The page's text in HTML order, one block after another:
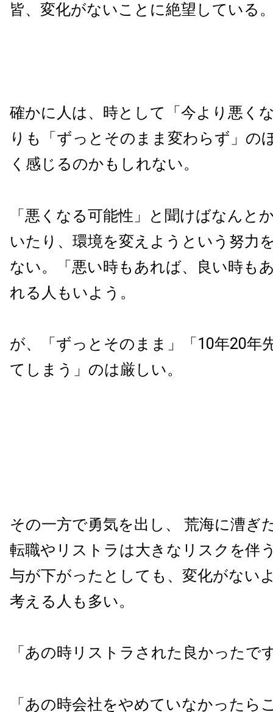
皆、変化がないことに絶望している
確かに人は、時として「今より悪く
りも「ずっとそのまま変わらず」の
く感じるのかもしれない。
「悪くなる可能性」と聞けばなんと
いたり、環境を変えようという努力
ない。「悪い時もあれば、良い時も
れる人もいよう。
が、「ずっとそのまま」「10年20年
てしまう」のは厳しい。
その一方で勇気を出し、 荒海に漕ぎ
転職やリストラは大きなリスクを伴
与が下がったとしても、変化がない
考える人も多い。
「あの時リストラされた良かったで
「あの時会社をやめていなかったら